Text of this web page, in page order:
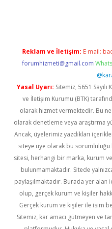
Reklam ve İletişim: E-mail:
forumhizmeti@gmail.com
Yasal Uyarı: Sitemiz, 5651
ve İletişim Kurumu (BTK)
olarak hizmet vermektedir. Bu
olarak denetleme veya araştırma
Ancak, üyelerimiz yazdıkları
siteye üye olarak bu sorumluluğu
sitesi, herhangi bir marka, kurum
bulunmamaktadır. Sitede
paylaşılmaktadır. Burada yer
olup, gerçek kurum ve kişiler
Gerçek kurum ve kişiler ile isim
Sitemiz, kar amacı gütmeyen ve